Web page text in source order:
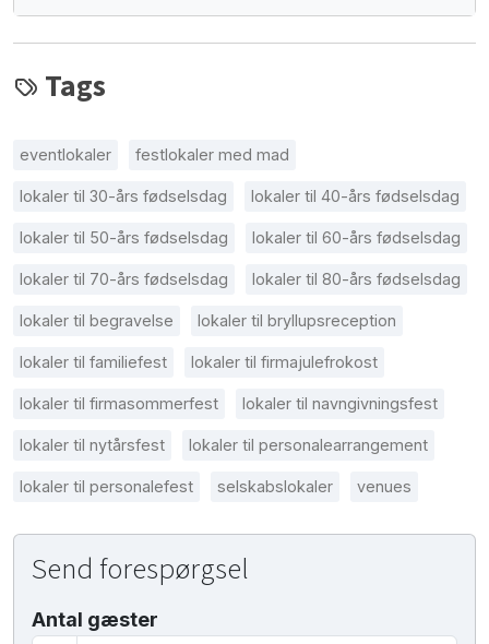
Tags
eventlokaler festlokaler med mad
lokaler til 30-års fødselsdag lokaler til 40-års fødselsdag
lokaler til 50-års fødselsdag lokaler til 60-års fødselsdag
lokaler til 70-års fødselsdag lokaler til 80-års fødselsdag
lokaler til begravelse lokaler til bryllupsreception
lokaler til familiefest lokaler til firmajulefrokost
lokaler til firmasommerfest lokaler til navngivningsfest
lokaler til nytårsfest lokaler til personalearrangement
lokaler til personalefest selskabslokaler venues
Send forespørgsel
Antal gæster